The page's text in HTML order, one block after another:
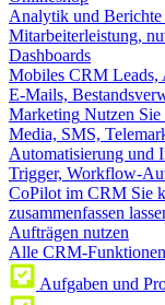
Analytik und Berichte
Mitarbeiterleistung,
Dashboards
Mobiles CRM Leads,
E-Mails,
Marketing Nutzen
Media, SMS,
Automatisierung und
Trigger, Workflow-
CoPilot im CRM Sie
zusammenfassen
Aufträgen nutzen
Alle CRM-
Aufgaben und